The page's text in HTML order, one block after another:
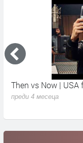
Then vs Now | USA
преди 4 месеца